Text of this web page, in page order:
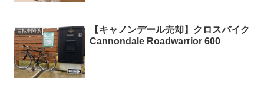
自転車関係
【キャノンデール売却】クロスバイク
Cannondale Roadwarrior 600